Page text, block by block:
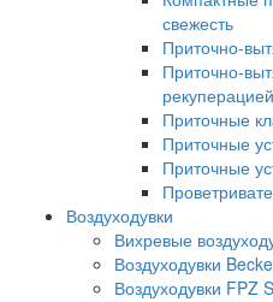
свежесть
Приточно-
Приточно-
Приточные
Приточные
Приточные
Воздуходувки
Вихревые
Воздуходувки
Воздуходувки FPZ